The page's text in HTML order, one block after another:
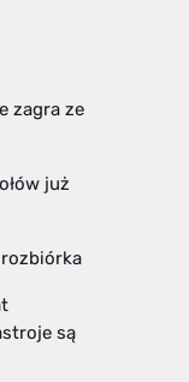
zagra ze
już
rozbiórka
są